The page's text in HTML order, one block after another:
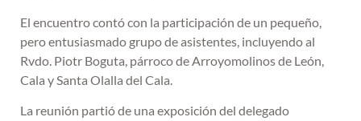
El encuentro contó con la participación de un pequeño,
pero entusiasmado grupo de asistentes, incluyendo al
Rvdo. Piotr Boguta, párroco de Arroyomolinos de León,
Cala y Santa Olalla del Cala.
La reunión partió de una exposición del delegado